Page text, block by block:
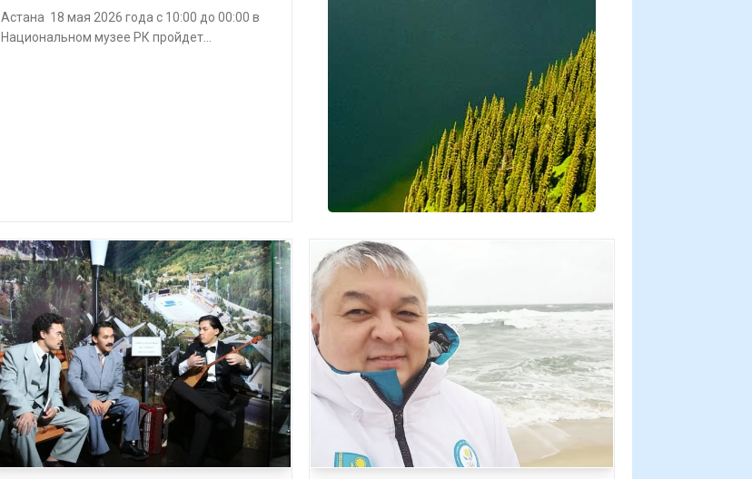
Астана 18 мая 2026 года с 10:00 до 00:00 в
Национальном музее РК пройдет